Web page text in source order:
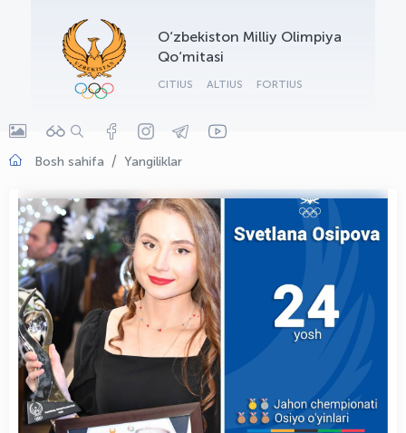
O‘zbekiston Milliy Olimpiya
Qo‘mitasi
CITIUS ALTIUS FORTIUS
Bosh sahifa Yangiliklar
OLYMPCHIK AI - yordamchi
Onlayn · olympic.uz